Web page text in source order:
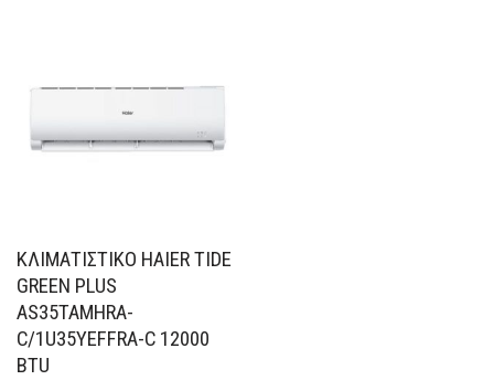
ΚΛΙΜΑΤΙΣΤΙΚΟ HAIER TIDE
GREEN PLUS
AS35TAMHRA-
C/1U35YEFFRA-C 12000
BTU